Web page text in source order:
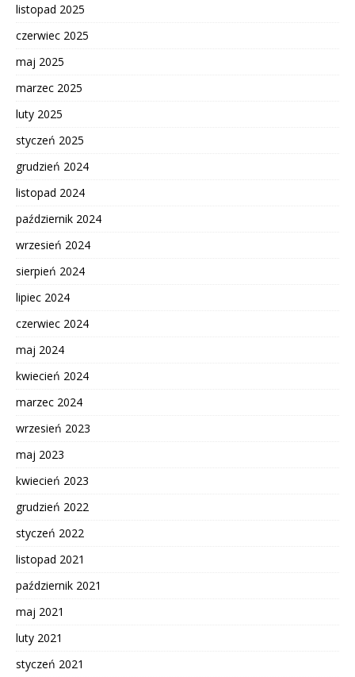
listopad 2025
czerwiec 2025
maj 2025
marzec 2025
luty 2025
styczeń 2025
grudzień 2024
listopad 2024
październik 2024
wrzesień 2024
sierpień 2024
lipiec 2024
czerwiec 2024
maj 2024
kwiecień 2024
marzec 2024
wrzesień 2023
maj 2023
kwiecień 2023
grudzień 2022
styczeń 2022
listopad 2021
październik 2021
maj 2021
luty 2021
styczeń 2021